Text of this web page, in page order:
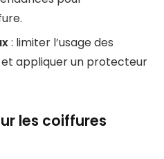
: limiter l’usage des
appliquer un protecteur
les coiffures